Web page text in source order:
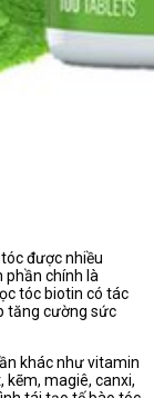
được nhiều
phần chính là
tóc biotin có tác
tăng cường sức
khác như vitamin
kẽm, magiê, canxi,